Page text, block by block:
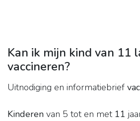
Kan ik mijn kind van 11
vaccineren?
Uitnodiging en informatiebrief
Kinderen van 5 tot en met 11